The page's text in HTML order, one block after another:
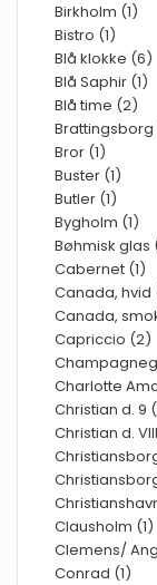
Birkholm (1)
Bistro (1)
Blå klokke (6)
Blå Saphir (1)
Blå time (2)
Brattingsborg
Bror (1)
Buster (1)
Butler (1)
Bygholm (1)
Bøhmisk glas
Cabernet (1)
Canada, hvid
Canada,
Capriccio (2)
Charlotte
Christian d. 9
Christian d.
Clausholm (1)
Clemens/
Conrad (1)